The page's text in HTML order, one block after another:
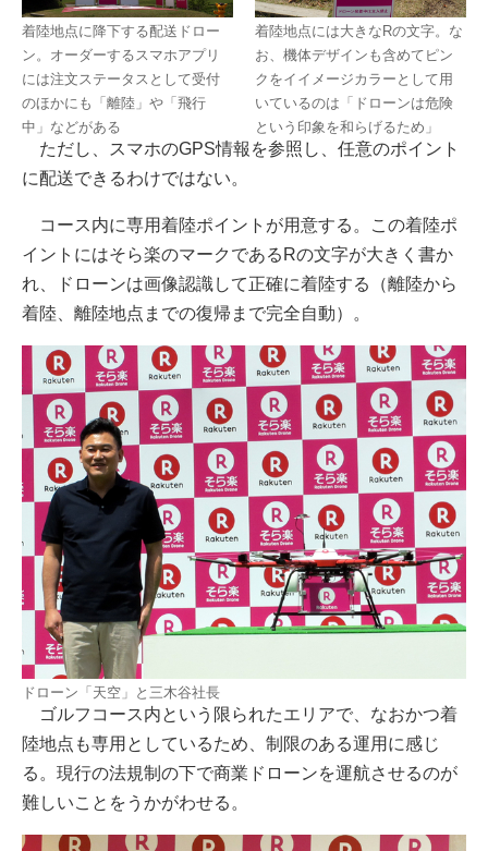
着陸地点に降下する配送ドロー
ン。オーダーするスマホアプリ
には注文ステータスとして受付
のほかにも「離陸」や「飛行
中」などがある
着陸地点には大きなRの文字。な
お、機体デザインも含めてピン
クをイイメージカラーとして用
いているのは「ドローンは危険
という印象を和らげるため」
ただし、スマホのGPS情報を参照し、任意のポイント
に配送できるわけではない。
コース内に専用着陸ポイントが用意する。この着陸ポ
イントにはそら楽のマークであるRの文字が大きく書か
れ、ドローンは画像認識して正確に着陸する（離陸から
着陸、離陸地点までの復帰まで完全自動）。
ドローン「天空」と三木谷社長
ゴルフコース内という限られたエリアで、なおかつ着
陸地点も専用としているため、制限のある運用に感じ
る。現行の法規制の下で商業ドローンを運航させるのが
難しいことをうかがわせる。